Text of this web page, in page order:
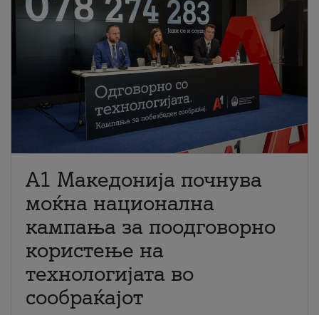
A1 Македонија почнува
моќна национална
кампања за поодговорно
користење на
технологијата во
сообраќајот